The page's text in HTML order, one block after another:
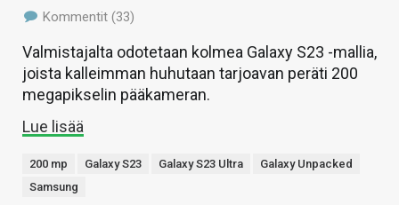
Kommentit (33)
Valmistajalta odotetaan kolmea Galaxy S23 -mallia,
joista kalleimman huhutaan tarjoavan peräti 200
megapikselin pääkameran.
Lue lisää
200 mp Galaxy S23 Galaxy S23 Ultra
Galaxy Unpacked
Samsung